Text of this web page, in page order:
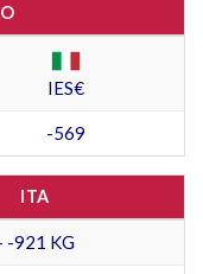
IES€
-569
ITA
-921 KG